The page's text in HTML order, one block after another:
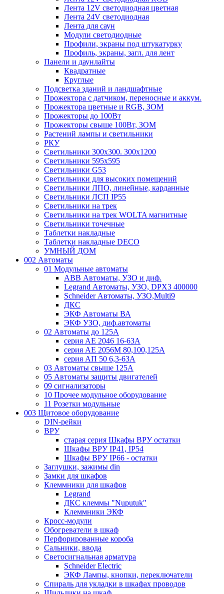
Лента 12V светодиодная цветная
Лента 24V светодиодная
Лента для саун
Модули светодиодные
Профили, экраны под штукатурку
Профиль, экраны, загл. для лент
Панели и даунлайты
Квадратные
Круглые
Подсветка зданий и ландшафтные
Прожектора с датчиком, переносные и аккум.
Прожектора цветные и RGB, ЗОМ
Прожекторы до 100Вт
Прожекторы свыше 100Вт, ЗОМ
Растений лампы и светильники
РКУ
Светильники 300х300. 300х1200
Светильники 595х595
Светильники G53
Светильники для высоких помещений
Светильники ЛПО, линейные, карданные
Светильники ЛСП IP55
Светильники на трек
Светильники на трек WOLTA магнитные
Светильники точечные
Таблетки накладные
Таблетки накладные DECO
УМНЫЙ ДОМ
002 Автоматы
01 Модульные автоматы
ABB Автоматы, УЗО и диф.
Legrand Автоматы, УЗО, DPX3 400000
Schneider Автоматы, УЗО,Multi9
ДКС
ЭКФ Автоматы ВА
ЭКФ УЗО, диф.автоматы
02 Автоматы до 125А
серия АЕ 2046 16-63А
серия АЕ 2056М 80,100,125А
серия АП 50 6,3-63А
03 Автоматы свыше 125А
05 Автоматы защиты двигателей
09 сигнализаторы
10 Прочее модульное оборудование
11 Розетки модульные
003 Щитовое оборудование
DIN-рейки
ВРУ
старая серия Шкафы ВРУ остатки
Шкафы ВРУ IP41, IP54
Шкафы ВРУ IP66 - остатки
Заглушки, зажимы din
Замки для шкафов
Клеммники для шкафов
Legrand
ДКС клеммы "Nuputuk"
Клеммники ЭКФ
Кросс-модули
Обогреватели в шкаф
Перфорированные короба
Сальники, ввода
Светосигнальная арматура
Schneider Electric
ЭКФ Лампы, кнопки, переключатели
Спираль для укладки в шкафах проводов